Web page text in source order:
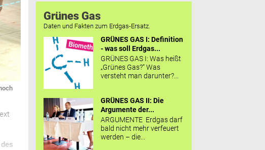
Grünes Gas
Daten und Fakten zum Erdgas-Ersatz.
GRÜNES GAS I: Definition
- was soll Erdgas...
GRÜNES GAS I: Was heißt
„Grünes Gas?“ Was
versteht man darunter?...
GRÜNES GAS II: Die
Argumente der...
ARGUMENTE Erdgas darf
bald nicht mehr verfeuert
werden – die...